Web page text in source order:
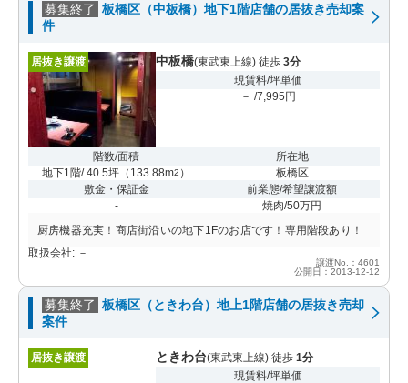
募集終了 板橋区（中板橋）地下1階店舗の居抜き売却案
件
居抜き譲渡 中板橋(東武東上線) 徒歩 3分
現賃料/坪単価
－ /7,995円
階数/面積
地下1階/ 40.5坪 （ 133.88m2 ）
所在地
板橋区
敷金・保証金
-
前業態/希望譲渡額
焼肉/50万円
厨房機器充実！商店街沿いの地下1Fのお店です！専用階段あり！
取扱会社: －
譲渡No.：4601
公開日：2013-12-12
募集終了 板橋区（ときわ台）地上1階店舗の居抜き売却
案件
居抜き譲渡 ときわ台(東武東上線) 徒歩 1分
現賃料/坪単価